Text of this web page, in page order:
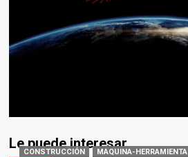
Le puede interesar
CONSTRUCCIÓN MAQUINA-HERRAMIENTA